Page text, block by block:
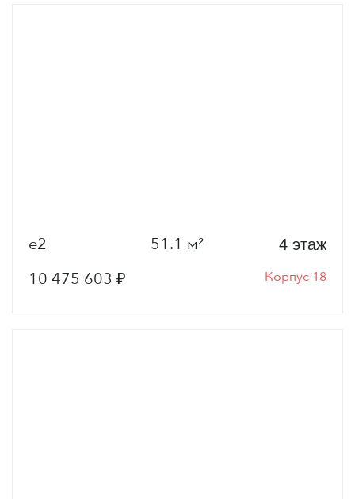
е2 51.1 м²
Корпус 18
4 этаж
10 475 603 ₽